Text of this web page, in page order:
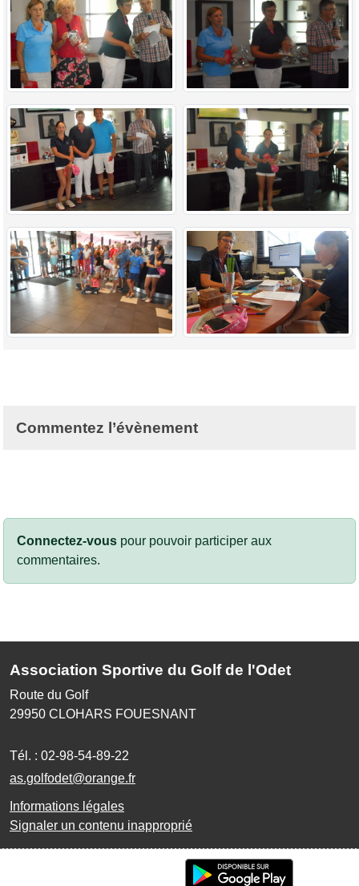
Commentez l’évènement
Connectez-vous pour pouvoir participer aux
commentaires.
Association Sportive du Golf de l'Odet
Route du Golf
29950 CLOHARS FOUESNANT
Tél. : 02-98-54-89-22
as.golfodet@orange.fr
Informations légales
Signaler un contenu inapproprié